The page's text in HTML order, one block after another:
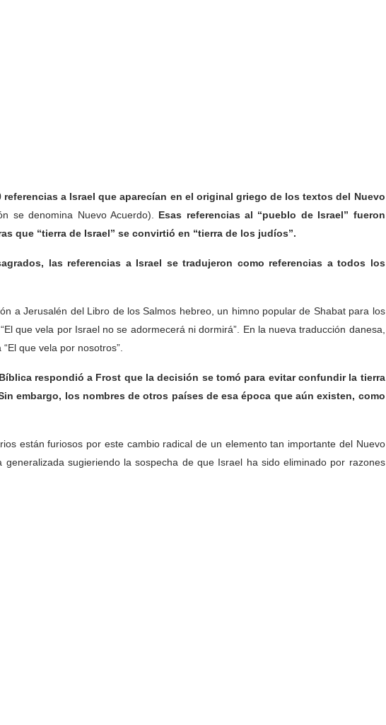
referencias a Israel que aparecían en el original griego de los textos del Nuevo
se denomina Nuevo Acuerdo). Esas referencias al “pueblo de Israel” fueron
que “tierra de Israel” se convirtió en “tierra de los judíos”.
las referencias a Israel se tradujeron como referencias a todos los
a Jerusalén del Libro de los Salmos hebreo, un himno popular de Shabat para los
que vela por Israel no se adormecerá ni dormirá”. En la nueva traducción danesa,
que vela por nosotros”.
respondió a Frost que la decisión se tomó para evitar confundir la tierra
embargo, los nombres de otros países de esa época que aún existen, como
están furiosos por este cambio radical de un elemento tan importante del Nuevo
generalizada sugieriendo la sospecha de que Israel ha sido eliminado por razones